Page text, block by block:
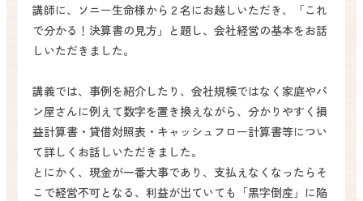
講師に、ソニー生命様から２名にお越しいただき、「これ
で分かる！決算書の見方」と題し、会社経営の基本をお話
しいただきました。
講義では、事例を紹介したり、会社規模ではなく家庭やパ
ン屋さんに例えて数字を置き換えながら、分かりやすく損
益計算書・貸借対照表・キャッシュフロー計算書等につい
て詳しくお話しいただきました。
とにかく、現金が一番大事であり、支払えなくなったらそ
こで経営不可となる、利益が出ていても「黒字倒産」に陥